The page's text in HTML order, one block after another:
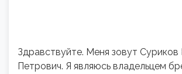
Здравствуйте. Меня зовут Суриков
Петрович. Я являюсь владельцем